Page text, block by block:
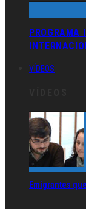
PROGRAMA
VÍDEOS
Emigrantes